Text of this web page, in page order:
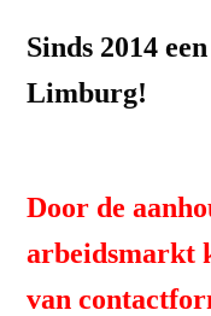
Sinds 2014
Limburg!
Door de
arbeidsmarkt
van